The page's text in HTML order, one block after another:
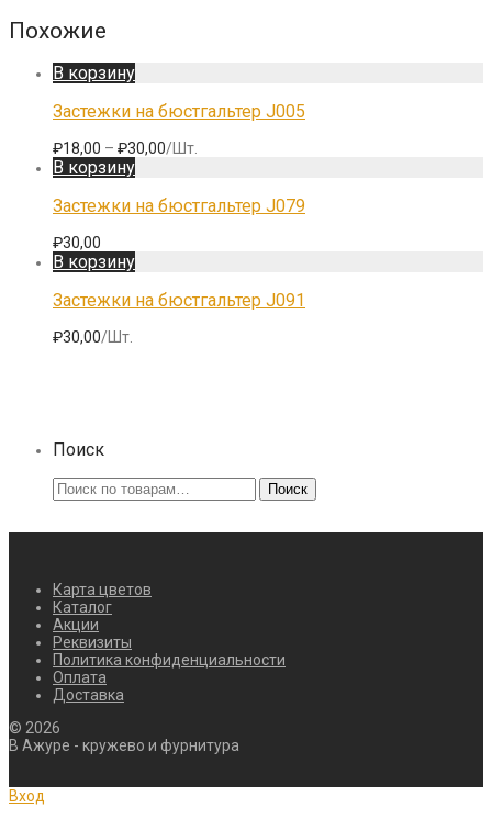
Похожие
В корзину
Застежки на бюстгальтер J005
₽18,00 – ₽30,00/Шт.
В корзину
Застежки на бюстгальтер J079
₽30,00
В корзину
Застежки на бюстгальтер J091
₽30,00/Шт.
Поиск
Искать: Поиск
Карта цветов
Каталог
Акции
Реквизиты
Политика конфиденциальности
Оплата
Доставка
© 2026
В Ажуре - кружево и фурнитура
Вход